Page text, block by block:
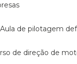
aula de pilotagem
de direção de